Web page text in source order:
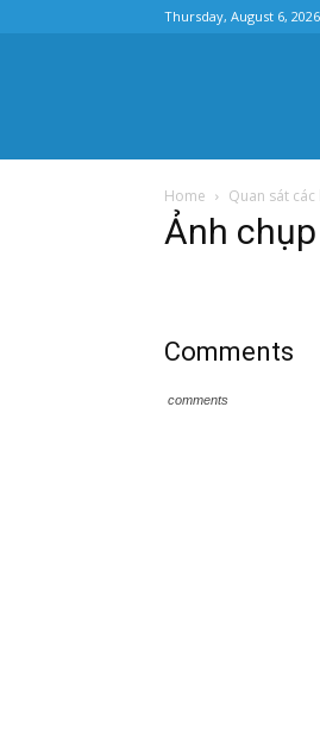
Thursday, August 6, 2026
Home Quan sát
Ảnh
Comments
comments